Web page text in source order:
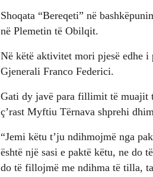
Shoqata “Bereqeti” në
në Plemetin të Obilqit.
Në këtë aktivitet mori pjesë edhe
Gjenerali Franco Federici.
Gati dy javë para fillimit të muajit
ç’rast Myftiu Tërnava shprehi
“Jemi këtu t’ju ndihmojmë nga
është një sasi e paktë këtu, ne do
do të fillojmë me ndihma të tilla,